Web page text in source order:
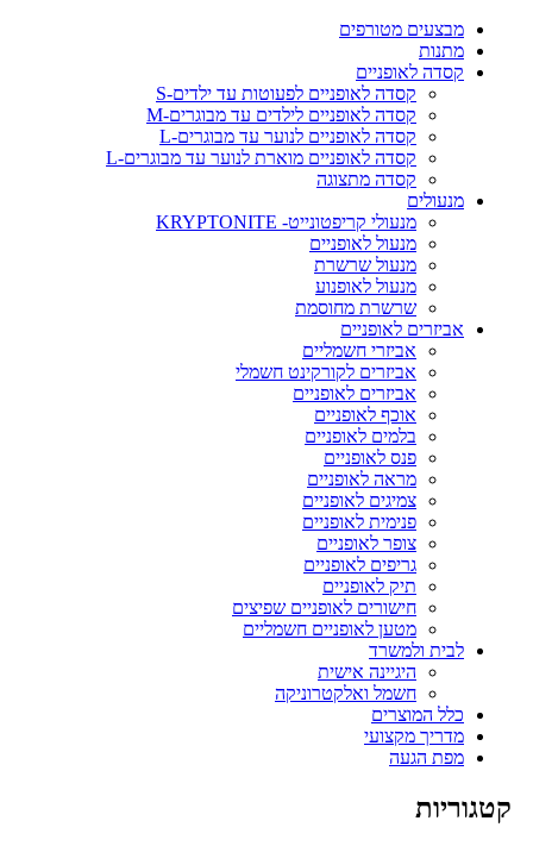
מבצעים מטורפים
מתנות
קסדה לאופניים
קסדה לאופניים לפעוטות עד ילדים-S
קסדה לאופניים לילדים עד מבוגרים-M
קסדה לאופניים לנוער עד מבוגרים-L
קסדה לאופניים מוארת לנוער עד מבוגרים-L
קסדה מתצוגה
מנעולים
מנעולי קריפטונייט- KRYPTONITE
מנעול לאופניים
מנעול שרשרת
מנעול לאופנוע
שרשרת מחוסמת
אביזרים לאופניים
אביזרי חשמליים
אביזרים לקורקינט חשמלי
אביזרים לאופניים
אוכף לאופניים
בלמים לאופניים
פנס לאופניים
מראה לאופניים
צמיגים לאופניים
פנימית לאופניים
צופר לאופניים
גריפים לאופניים
תיק לאופניים
חישורים לאופניים שפיצים
מטען לאופניים חשמליים
לבית ולמשרד
היגיינה אישית
חשמל ואלקטרוניקה
כלל המוצרים
מדריך מקצועי
מפת הגעה
קטגוריות